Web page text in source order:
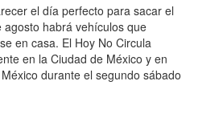
el día perfecto para sacar el
habrá vehículos que
en casa. El Hoy No Circula
en la Ciudad de México y en
durante el segundo sábado